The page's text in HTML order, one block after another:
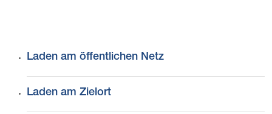
Laden am öffentlichen Netz
Laden am Zielort